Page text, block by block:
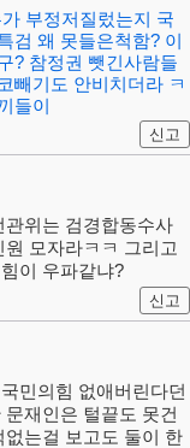
부정저질렀는지 국
검 왜 못들은척함? 이
? 참정권 뺏긴사람들
빼기도 안비치더라 ㅋ
들이
신고
위는 검경합동수사
모자라ㅋㅋ 그리고
이 우파같냐?
신고
민의힘 없애버린다던
재인은 털끝도 못건
는걸 보고도 둘이 한